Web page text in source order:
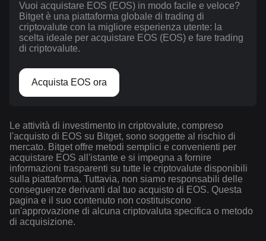
Vuoi acquistare EOS (EOS) in modo facile e veloce?
Bitget è una piattaforma globale di trading di
criptovalute con la migliore esperienza utente: la
scelta ideale per acquistare EOS (EOS) e fare trading
di criptovalute.
Acquista EOS ora
Le attività di investimento in criptovalute, compreso
l'acquisto di EOS su Bitget, sono soggette al rischio di
mercato. Bitget offre metodi semplici e convenienti per
acquistare EOS all'istante e si impegna a fornire
informazioni trasparenti su tutte le criptovalute disponibili
sulla piattaforma. Tuttavia, non siamo responsabili delle
conseguenze derivanti dal tuo acquisto di EOS. Questa
pagina e il suo contenuto non costituiscono
un'approvazione di alcuna criptovaluta specifica o metodo
di acquisizione.